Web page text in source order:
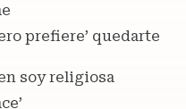
prefiere’ quedarte
soy religiosa